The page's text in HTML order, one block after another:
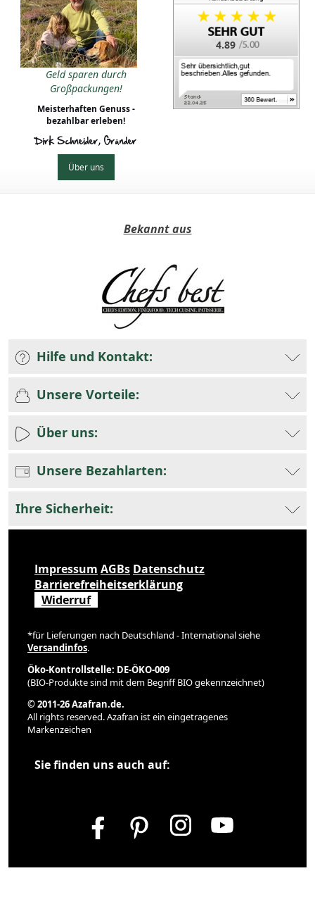
Geld sparen durch
Großpackungen!
Meisterhaften Genuss -
bezahlbar erleben!
Dirk Schneider, Gründer
Über uns
4.89
Bekannt aus
Hilfe und Kontakt:
Unsere Vorteile:
Über uns:
Unsere Bezahlarten:
Ihre Sicherheit:
Impressum AGBs Datenschutz
Barrierefreiheitserklärung
Widerruf
*für Lieferungen nach Deutschland - International siehe
Versandinfos.
Öko-Kontrollstelle: DE-ÖKO-009
(BIO-Produkte sind mit dem Begriff BIO gekennzeichnet)
© 2011-26 Azafran.de.
All rights reserved. Azafran ist ein eingetragenes
Markenzeichen
Sie finden uns auch auf: